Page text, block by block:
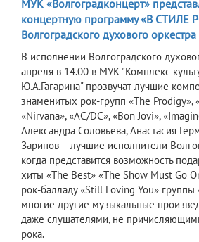
МУК «Волгоградконцерт»
концертную программу «В СТИЛЕ
Волгоградского духового оркестра
В исполнении Волгоградского
апреля в 14.00 в МУК "Комплекс
Ю.А.Гагарина" прозвучат лучшие
знаменитых рок-групп «The Prodigy»,
«Nirvana», «AC/DC», «Bon Jovi»,
Александра Соловьева, Анастасия
Зарипов – лучшие исполнители
когда представится возможность
хиты «The Best» «The Show Must Go
рок-балладу «Still Loving You» группы
многие другие музыкальные
даже слушателями, не
рока.